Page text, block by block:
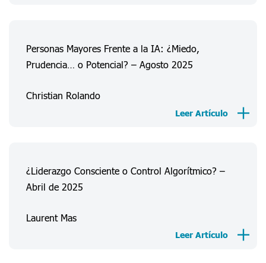
Experiencias Consumidor
Personas Mayores Frente a la IA: ¿Miedo,
Prudencia… o Potencial? – Agosto 2025
Christian Rolando
Leer Artículo
¿Liderazgo Consciente o Control Algorítmico? –
Abril de 2025
Laurent Mas
Leer Artículo